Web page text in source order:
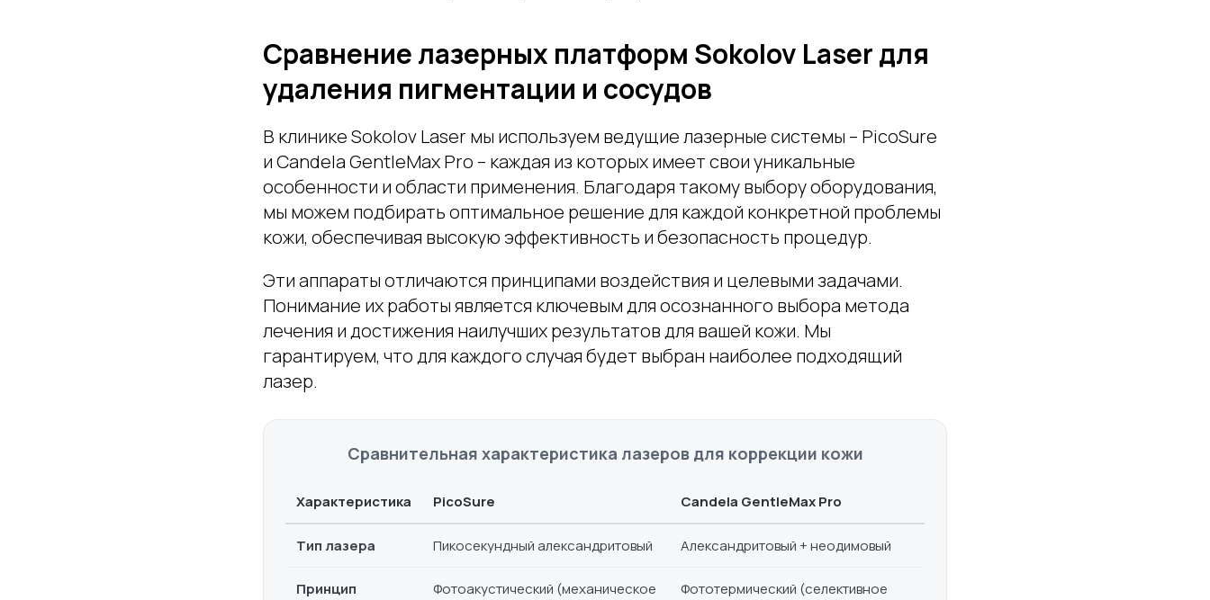
Сравнение лазерных платформ Sokolov Laser для
удаления пигментации и сосудов
В клинике Sokolov Laser мы используем ведущие лазерные системы – PicoSure
и Candela GentleMax Pro – каждая из которых имеет свои уникальные
особенности и области применения. Благодаря такому выбору оборудования,
мы можем подбирать оптимальное решение для каждой конкретной проблемы
кожи, обеспечивая высокую эффективность и безопасность процедур.
Эти аппараты отличаются принципами воздействия и целевыми задачами.
Понимание их работы является ключевым для осознанного выбора метода
лечения и достижения наилучших результатов для вашей кожи. Мы
гарантируем, что для каждого случая будет выбран наиболее подходящий
лазер.
Сравнительная характеристика лазеров для коррекции кожи
Характеристика PicoSure Candela GentleMax Pro
Тип лазера Пикосекундный александритовый Александритовый + неодимовый
Принцип Фотоакустический (механическое Фототермический (селективное